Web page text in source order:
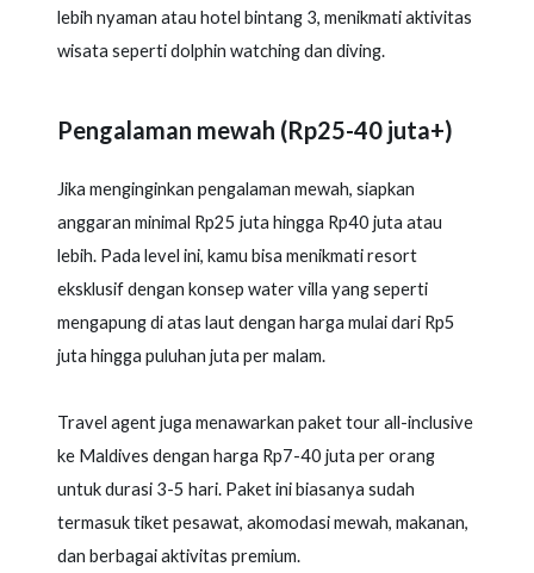
lebih nyaman atau hotel bintang 3, menikmati aktivitas
wisata seperti dolphin watching dan diving.
Pengalaman mewah (Rp25-40 juta+)
Jika menginginkan pengalaman mewah, siapkan
anggaran minimal Rp25 juta hingga Rp40 juta atau
lebih. Pada level ini, kamu bisa menikmati resort
eksklusif dengan konsep water villa yang seperti
mengapung di atas laut dengan harga mulai dari Rp5
juta hingga puluhan juta per malam.
Travel agent juga menawarkan paket tour all-inclusive
ke Maldives dengan harga Rp7-40 juta per orang
untuk durasi 3-5 hari. Paket ini biasanya sudah
termasuk tiket pesawat, akomodasi mewah, makanan,
dan berbagai aktivitas premium.